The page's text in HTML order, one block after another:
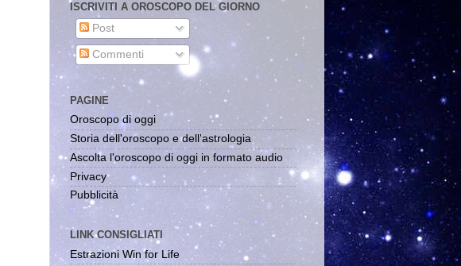
ISCRIVITI A OROSCOPO DEL GIORNO
Post
Commenti
PAGINE
Oroscopo di oggi
Storia dell'oroscopo e dell'astrologia
Ascolta l'oroscopo di oggi in formato audio
Privacy
Pubblicità
LINK CONSIGLIATI
Estrazioni Win for Life